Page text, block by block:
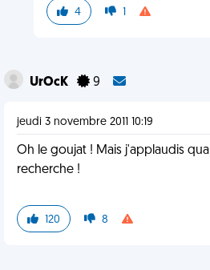
4 1
UrOcK 9
jeudi 3 novembre 2011 10:19
Oh le goujat ! Mais j'applaudis
recherche !
120 8